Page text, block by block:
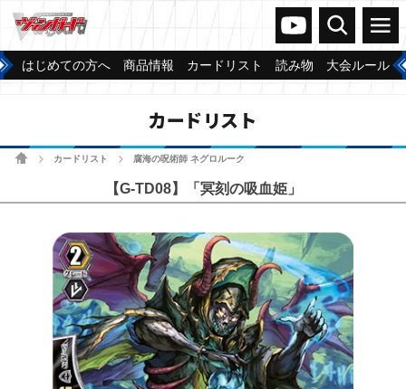
ヴァンガードch
検索 メニュー
はじめての方へ 商品情報 カードリスト 読み物 大会ルール
カードリスト
ホームカードリスト 腐海の呪術師 ネグロルーク
【G-TD08】「冥刻の吸血姫」